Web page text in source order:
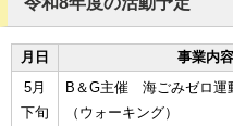
月日 事業内容
5月
下旬
B＆G主催 海ごみゼロ運
（ウォーキング）